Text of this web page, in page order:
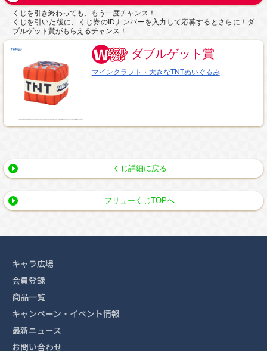
くじを引き終わっても、もう一度チャンス！
くじを引いた後に、くじ券のIDナンバーを入力して応募するとさらに！ダ
ブルゲット賞がもらえるチャンス！
ダブルゲット賞
マインクラフト・大きなTNTぬいぐるみ
くじ詳細に戻る
フリューくじTOPへ
キャラ広場
会員登録
商品一覧
キャンペーン・イベント情報
最新ニュース
お問い合わせ